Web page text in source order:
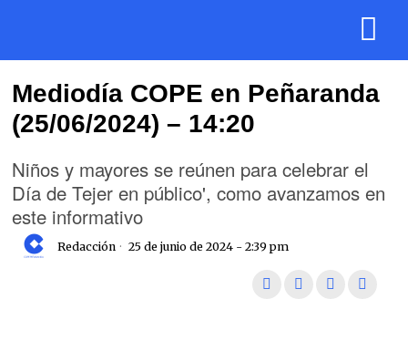
Mediodía COPE en Peñaranda
(25/06/2024) – 14:20
Niños y mayores se reúnen para celebrar el
Día de Tejer en público', como avanzamos en
este informativo
Redacción 25 de junio de 2024 - 2:39 pm